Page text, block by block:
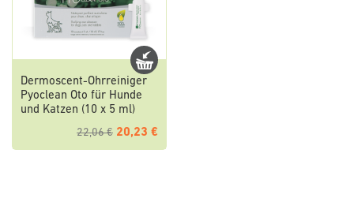
Dermoscent-Ohrreiniger
Pyoclean Oto für Hunde
und Katzen (10 x 5 ml)
22,06 € 20,23 €